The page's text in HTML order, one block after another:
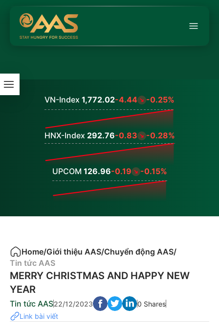
VN-Index 1,772.02-4.44 -0.25%
HNX-Index 292.76-0.83 -0.28%
UPCOM 126.96-0.19 -0.15%
Home/Giới thiệu AAS/Chuyển động AAS/
Tin tức AAS
MERRY CHRISTMAS AND HAPPY NEW
YEAR
Tin tức AAS22/12/2023
0 Shares
Link bài viết